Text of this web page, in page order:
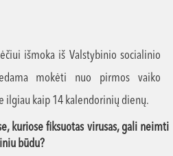
išmoka iš Valstybinio socialinio
mokėti nuo pirmos vaiko
ilgiau kaip 14 kalendorinių dienų.
kuriose fiksuotas virusas, gali neimti
būdu?